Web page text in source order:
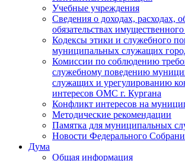
Учебные учреждения
Сведения о доходах, расходах,
обязательствах имущественного
Кодексы этики и служебного
муниципальных служащих
Комиссии по соблюдению
служебному поведению
служащих и урегулированию
интересов ОМС г. Кургана
Конфликт интересов на
Методические рекомендации
Памятка для муниципальных
Новости Федерального
Дума
Общая информация